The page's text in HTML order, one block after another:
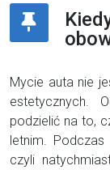
Mycie auta nie
estetycznych.
podzielić na to,
letnim. Podczas
czyli